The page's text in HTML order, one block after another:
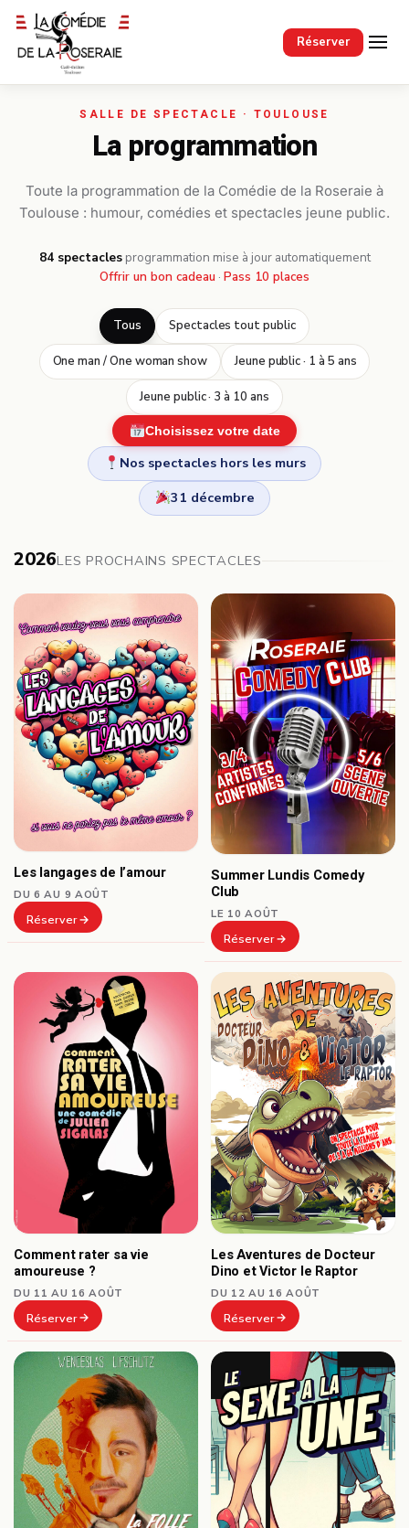
Réserver
Passer au contenu principal
La programmation
Toute la programmation de la Comédie de la Roseraie à
Toulouse : humour, comédies et spectacles jeune public.
84 spectacles· programmation mise à jour automatiquement
Offrir un bon cadeau · Pass 10 places
Tous Spectacles tout public
One man / One woman show Jeune public · 1 à 5 ans
Jeune public · 3 à 10 ans
Choisissez votre date
Nos spectacles hors les murs
31 décembre
2026LES PROCHAINS SPECTACLES
Les langages de l’amour
DU 6 AU 9 AOÛT
Réserver
Summer Lundis Comedy
Club
LE 10 AOÛT
Réserver
Comment rater sa vie
amoureuse ?
DU 11 AU 16 AOÛT
Réserver
Les Aventures de Docteur
Dino et Victor le Raptor
DU 12 AU 16 AOÛT
Réserver